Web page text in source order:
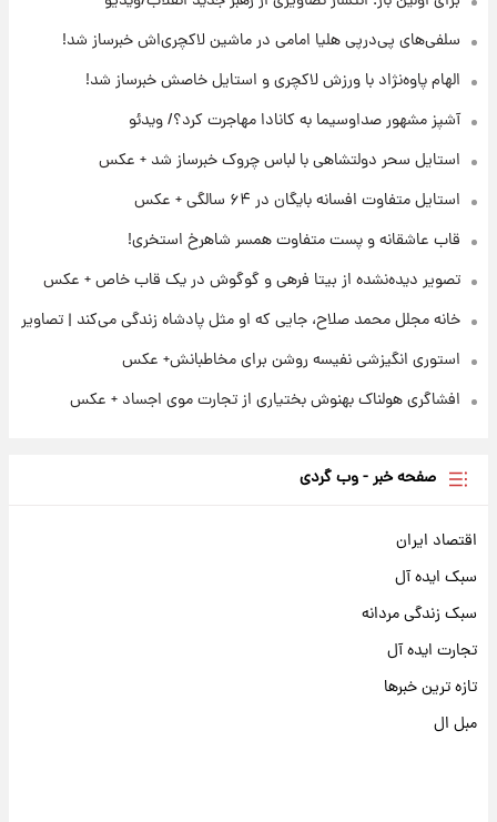
انقلاب/ویدیو
۲۰ ساعت پیش
تصاویر عمامه بستن به شیوه خاتمی/ویدیو
افشای محل پناهگاه‌ رهبر شهید روی آنتن زنده
سلفی‌های پی‌درپی هلیا امامی در ماشین لاکچری‌اش خبرساز شد!
الهام پاوه‌نژاد با ورزش لاکچری و استایل خاصش خبرساز شد!
آشپز مشهور صداوسیما به کانادا مهاجرت کرد؟/ ویدئو
استایل سحر دولتشاهی با لباس چروک خبرساز شد + عکس
استایل متفاوت افسانه بایگان در ۶۴ سالگی + عکس
قاب عاشقانه و پست متفاوت همسر شاهرخ استخری!
تصویر دیده‌نشده از بیتا فرهی و گوگوش در یک قاب خاص + عکس
خانه مجلل محمد صلاح، جایی که او مثل پادشاه زندگی می‌کند | تصاویر
استوری انگیزشی نفیسه روشن برای مخاطبانش+ عکس
افشاگری هولناک بهنوش بختیاری از تجارت موی اجساد + عکس
صفحه خبر - وب گردی
اقتصاد ایران
سبک ایده آل
سبک زندگی مردانه
تجارت ایده آل
تازه ترین خبرها
مبل ال